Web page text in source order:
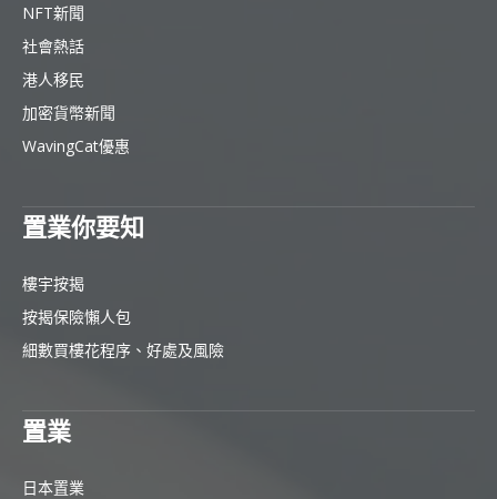
NFT新聞
社會熱話
港人移民
加密貨幣新聞
WavingCat優惠
置業你要知
樓宇按揭
按揭保險懶人包
細數買樓花程序、好處及風險
置業
日本置業